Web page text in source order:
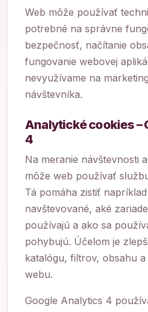
Web môže používať
potrebné na správne
bezpečnosť, načítanie
fungovanie webovej
nevyužívame na
návštevníka.
Analytické cookies –
4
Na meranie návštevnosti
môže web používať
Tá pomáha zistiť
navštevované, aké
používajú a ako sa
pohybujú. Účelom je
katalógu, filtrov, obsahu
webu.
Google Analytics 4